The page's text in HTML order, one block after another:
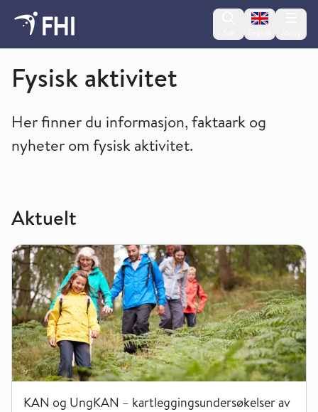
Change
Levevaner, kosthold og ernæring
Fysisk aktivitet
Her finner du informasjon, faktaark og
nyheter om fysisk aktivitet.
Aktuelt
KAN og UngKAN – kartleggingsundersøkelser av fysisk
KAN og UngKAN – kartleggingsundersøkelser av